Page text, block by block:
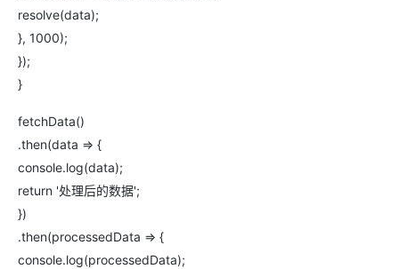
resolve(data);
}, 1000);
});
}
fetchData()
.then(data => {
console.log(data);
return '处理后的数据';
})
.then(processedData => {
console.log(processedData);